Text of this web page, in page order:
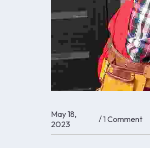
May 18,
2023
/1 Comment